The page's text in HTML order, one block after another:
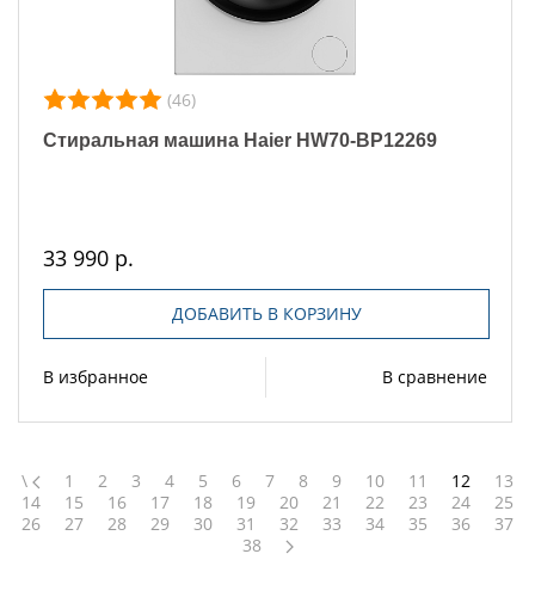
(46)
Стиральная машина Haier HW70-BP12269
33 990 р.
ДОБАВИТЬ В КОРЗИНУ
В избранное В сравнение
\ 1 2 3 4 5 6 7 8 9 10 11 12
13
14
15 16 17 18 19 20 21 22 23 24
25
26
27 28 29 30 31 32 33 34 35 36
37
38